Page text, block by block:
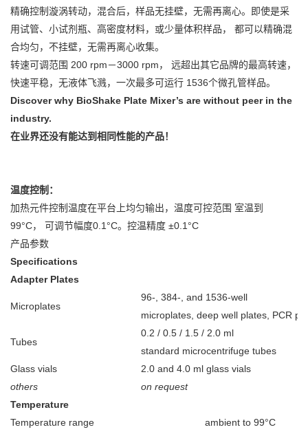
精确控制漩涡转动，混合后，样品无挂壁，无需再离心。即使是采
用试管、小试剂瓶、高密度材料，或少量体积样品， 都可以精确混
合均匀，不挂壁，无需再离心收集。
转速可调范围 200 rpm－3000 rpm， 远超出其它品牌的最高转速，
快速平稳，无液体飞溅，一次最多可运行 1536个微孔管样品。
Discover why BioShake Plate Mixer’s are without peer in the
industry.
在业界还没有能达到相同性能的产品！
温度控制：
加热元件控制温度在平台上均匀输出，温度可控范围 室温到
99°C， 可调节幅度0.1°C。控温精度 ±0.1°C
产品参数
Specifications
Adapter Plates
Microplates
96-, 384-, and 1536-well
microplates, deep well plates, PCR
Tubes
0.2 / 0.5 / 1.5 / 2.0 ml
standard microcentrifuge tubes
Glass vials
2.0 and 4.0 ml glass vials
others
on request
Temperature
Temperature range
ambient to 99°C